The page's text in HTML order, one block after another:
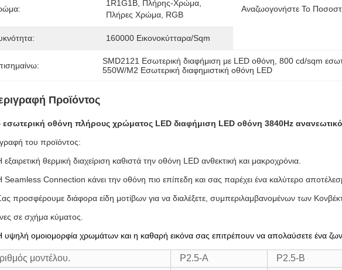
1R1G1B, Πλήρης-Χρώμα,
Πλήρες Χρώμα, RGB
Αναζωογονήστε Το
160000 Εικονοκύτταρα/sqm
SMD2121 Εσωτερική διαφήμιση με LED οθόνη , 800 cd/sqm
550W/M2 Εσωτερική διαφημιστική οθόνη LED
Προϊόντος
εσωτερική οθόνη πλήρους χρώματος LED διαφήμιση LED οθόνη 3840Hz
του προϊόντος:
θερμική διαχείριση καθιστά την οθόνη LED ανθεκτική και μακροχρόνια.
Seamless Connection κάνει την οθόνη πιο επίπεδη και σας παρέχει ένα καλύτερο
προσφέρουμε διάφορα είδη μοτίβων για να διαλέξετε, συμπεριλαμβανομένων των
σε σχήμα κύματος.
υψηλή ομοιομορφία χρωμάτων και η καθαρή εικόνα σας επιτρέπουν να απολαύσετε ένα
μοντέλου. P2.5-A
P2.5-B